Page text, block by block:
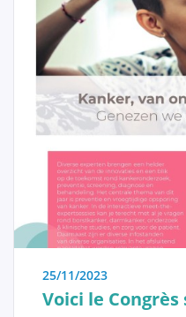
L'ablation
Comment choisir
Introduction à la
mammaire
Thérapie
Chirurgie
25/11/2023
Voici le Congrès